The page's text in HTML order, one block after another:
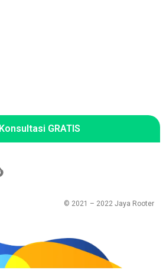
Konsultasi GRATIS
© 2021 – 2022 Jaya Rooter